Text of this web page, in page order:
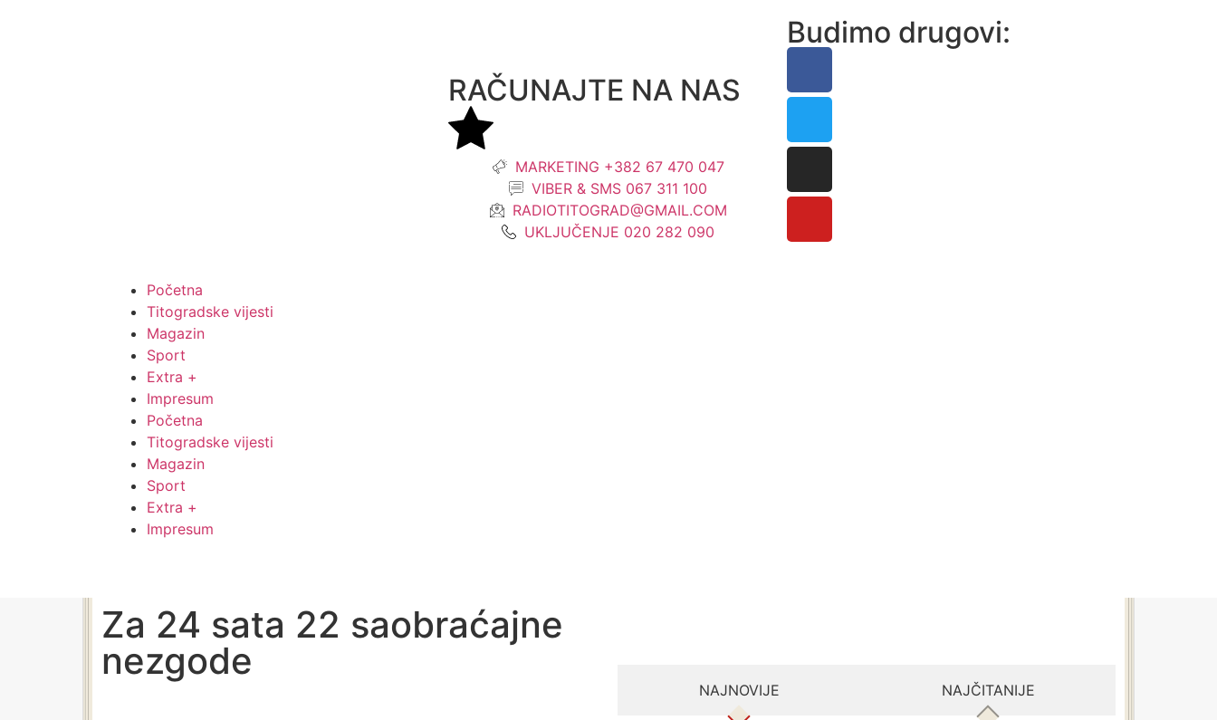
RAČUNAJTE NA NAS
MARKETING +382 67 470 047
VIBER & SMS 067 311 100
RADIOTITOGRAD@GMAIL.COM
UKLJUČENJE 020 282 090
Budimo drugovi:
Početna
Titogradske vijesti
Magazin
Sport
Extra +
Impresum
Početna
Titogradske vijesti
Magazin
Sport
Extra +
Impresum
Za 24 sata 22 saobraćajne
nezgode
NAJNOVIJE NAJČITANIJE